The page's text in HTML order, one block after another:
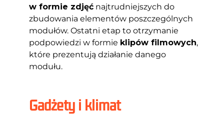
w formie zdjęć najtrudniejszych do
zbudowania elementów poszczególnych
modułów. Ostatni etap to otrzymanie
podpowiedzi w formie klipów filmowych,
które prezentują działanie danego
modułu.
Gadżety i klimat